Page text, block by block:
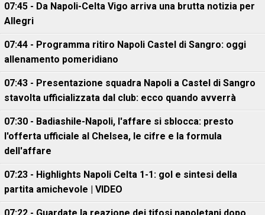
07:45 - Da Napoli-Celta Vigo arriva una brutta notizia per
Allegri
07:44 - Programma ritiro Napoli Castel di Sangro: oggi
allenamento pomeridiano
07:43 - Presentazione squadra Napoli a Castel di Sangro
stavolta ufficializzata dal club: ecco quando avverrà
07:30 - Badiashile-Napoli, l'affare si sblocca: presto
l'offerta ufficiale al Chelsea, le cifre e la formula
dell'affare
07:23 - Highlights Napoli Celta 1-1: gol e sintesi della
partita amichevole | VIDEO